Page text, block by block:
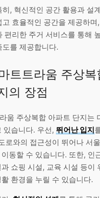
히, 혁신적인 공간 활용과 설
고 효율적인 공간을 제공하며
편리한 주거 서비스를 통해
도를 제공합니다.
트트라움 주상
의 장점
움 주상복합 아파트 단지는
있습니다. 우선, 뛰어난 입지
로와의 접근성이 뛰어나 서
동할 수 있습니다. 또한, 인
쇼핑 시설, 교육 시설 등이
환경을 누릴 수 있습니다.